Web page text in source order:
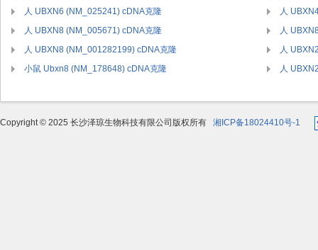
人 UBXN6 (NM_025241) cDNA克隆
人
人 UBXN8 (NM_005671) cDNA克隆
人
人 UBXN8 (NM_001282199) cDNA克隆
人
小鼠 Ubxn8 (NM_178648) cDNA克隆
人
Copyright © 2025 长沙泽琼生物科技有限公司版权所有 湘ICP备18024410号-1